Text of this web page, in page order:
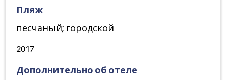
Пляж
песчаный; городской
2017
Дополнительно об отеле